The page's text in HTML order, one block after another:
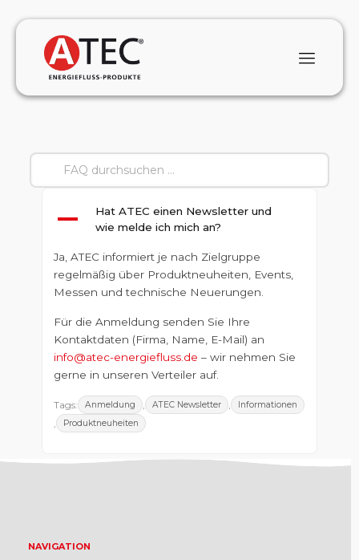
A
Hat ATEC einen Newsletter und
wie melde ich mich an?
Ja, ATEC informiert je nach Zielgruppe
regelmäßig über Produktneuheiten, Events,
Messen und technische Neuerungen.
Für die Anmeldung senden Sie Ihre
Kontaktdaten (Firma, Name, E-Mail) an
info@atec-energiefluss.de – wir nehmen Sie
gerne in unseren Verteiler auf.
Tags: Anmeldung , ATEC Newsletter , Informationen
, Produktneuheiten
NAVIGATION